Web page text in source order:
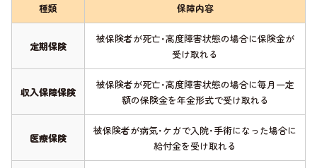
種類 保障内容
定期保険
被保険者が死亡･高度障害状態の場合に保険金が
受け取れる
収入保障保険
被保険者が死亡･高度障害状態の場合に毎月一定
額の保険金を年金形式で受け取れる
医療保険
被保険者が病気･ケガで入院･手術になった場合に
給付金を受け取れる